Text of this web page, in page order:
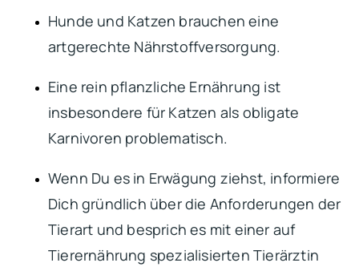
Hunde und Katzen brauchen eine
artgerechte Nährstoffversorgung.
Eine rein pflanzliche Ernährung ist
insbesondere für Katzen als obligate
Karnivoren problematisch.
Wenn Du es in Erwägung ziehst, informiere
Dich gründlich über die Anforderungen der
Tierart und besprich es mit einer auf
Tierernährung spezialisierten Tierärztin